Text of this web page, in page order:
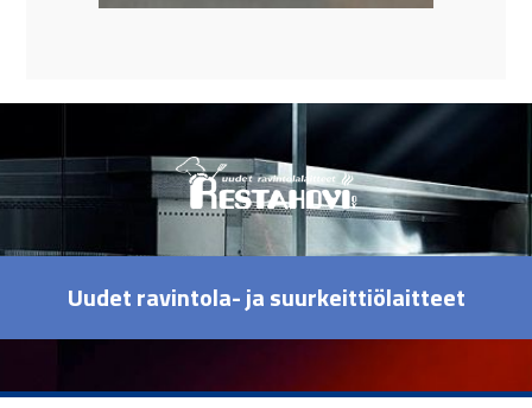
Uudet ravintola- ja suurkeittiölaitteet